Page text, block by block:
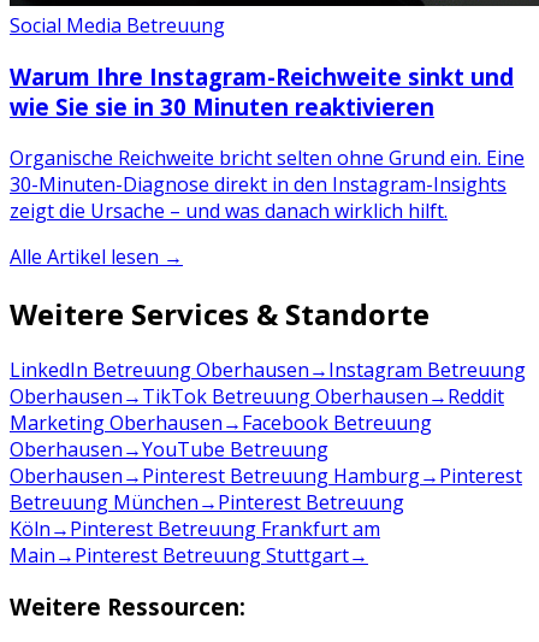
Social Media Betreuung
Warum Ihre Instagram-Reichweite sinkt und
wie Sie sie in 30 Minuten reaktivieren
Organische Reichweite bricht selten ohne Grund ein. Eine
30-Minuten-Diagnose direkt in den Instagram-Insights
zeigt die Ursache – und was danach wirklich hilft.
Alle Artikel lesen →
Weitere Services & Standorte
LinkedIn Betreuung Oberhausen→Instagram Betreuung
Oberhausen→TikTok Betreuung Oberhausen→Reddit
Marketing Oberhausen→Facebook Betreuung
Oberhausen→YouTube Betreuung
Oberhausen→Pinterest Betreuung Hamburg→Pinterest
Betreuung München→Pinterest Betreuung
Köln→Pinterest Betreuung Frankfurt am
Main→Pinterest Betreuung Stuttgart→
Weitere Ressourcen: